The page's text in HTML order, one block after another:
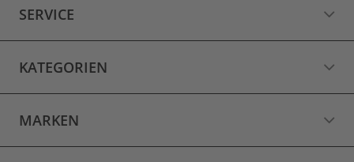
SERVICE
KATEGORIEN
MARKEN